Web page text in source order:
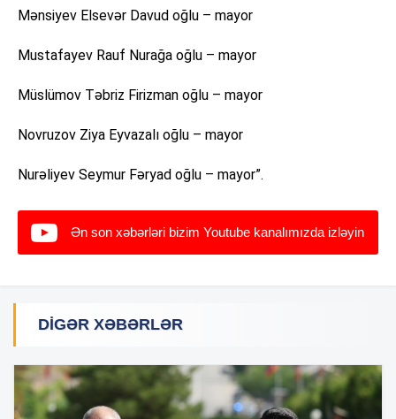
Mənsiyev Elsevər Davud oğlu – mayor
Mustafayev Rauf Nurağa oğlu – mayor
Müslümov Təbriz Firizman oğlu – mayor
Novruzov Ziya Eyvazalı oğlu – mayor
Nurəliyev Seymur Fəryad oğlu – mayor”.
Ən son xəbərləri bizim Youtube kanalımızda izləyin
DIGƏR XƏBƏRLƏR